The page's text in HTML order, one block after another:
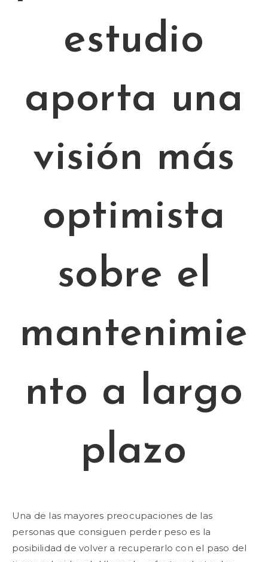
estudio
aporta una
visión más
optimista
sobre el
mantenimie
nto a largo
plazo
Una de las mayores preocupaciones de las
personas que consiguen perder peso es la
posibilidad de volver a recuperarlo con el paso del